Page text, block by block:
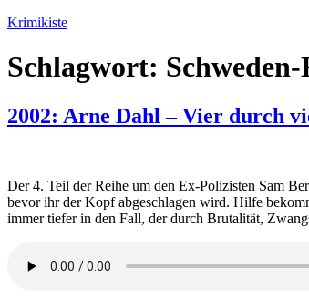
Zum
springen
Krimikiste
Schlagwort:
2002: Arne Dahl – Vier durch
Der 4. Teil der Reihe um den Ex-Polizisten Sam
bevor ihr der Kopf abgeschlagen wird. Hilfe
immer tiefer in den Fall, der durch Brutalität,